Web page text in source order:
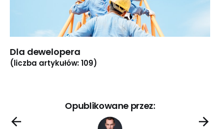
Dla dewelopera
(liczba artykułów: 109)
Opublikowane przez: